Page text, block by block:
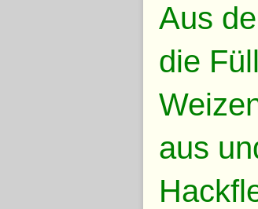
Aus
die
aus